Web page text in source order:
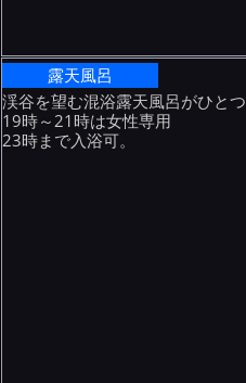
露天風呂
渓谷を望む混浴露天風呂がひとつ
19時～21時は女性専用
23時まで入浴可。